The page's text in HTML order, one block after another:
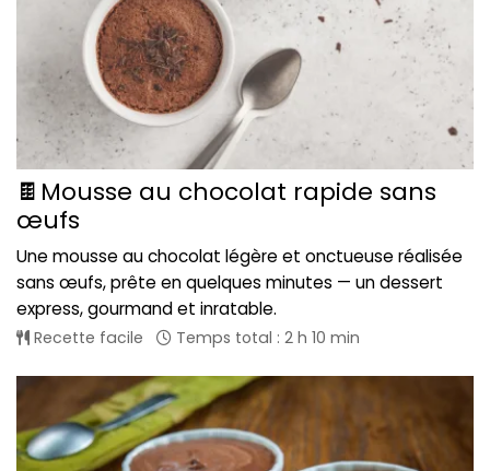
Connexion
🍫Mousse au chocolat rapide sans
œufs
Une mousse au chocolat légère et onctueuse réalisée
sans œufs, prête en quelques minutes — un dessert
express, gourmand et inratable.
Recette facile Temps total : 2 h 10 min